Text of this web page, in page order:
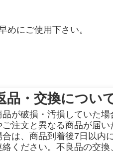
めにご使用下さい。
品・交換につい
品が破損・汚損していた場
ご注文と異なる商品が届い
合は、商品到着後7日以内
絡ください。不良品の交換